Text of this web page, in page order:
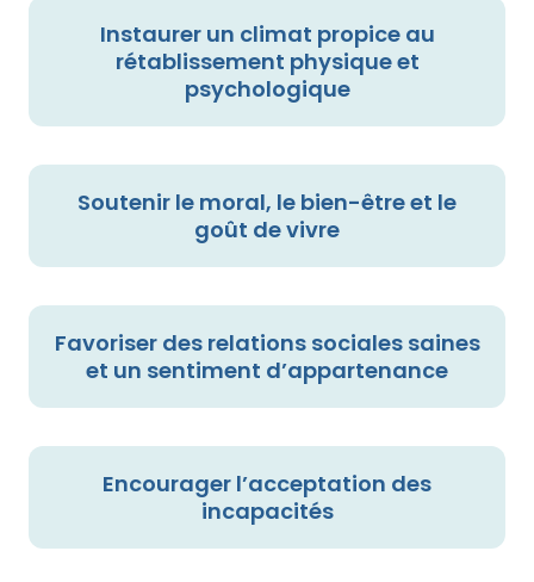
Instaurer un climat propice au
rétablissement physique et
psychologique
Soutenir le moral, le bien-être et le
goût de vivre
Favoriser des relations sociales saines
et un sentiment d’appartenance
Encourager l’acceptation des
incapacités